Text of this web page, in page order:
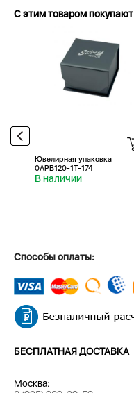
С этим товаром покупают
Ювелирная упаковка
0APB120-1T-174
В наличии
Способы оплаты:
БЕСПЛАТНАЯ ДОСТАВКА
Москва: